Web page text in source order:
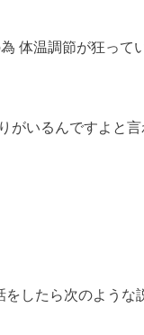
体温調節が狂って
がいるんですよと言
したら次のような